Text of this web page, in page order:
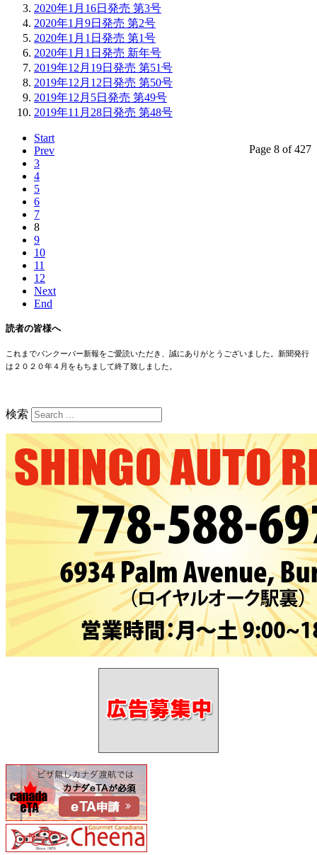
2020年1月16日発売 第3号
2020年1月9日発売 第2号
2020年1月1日発売 第1号
2020年1月1日発売 新年号
2019年12月19日発売 第51号
2019年12月12日発売 第50号
2019年12月5日発売 第49号
2019年11月28日発売 第48号
Page 8 of 427
Start
Prev
3
4
5
6
7
8
9
10
11
12
Next
End
読者の皆様へ
これまでバンクーバー新報をご愛読いただき、誠にありがとうございました。新聞発行
は２０２０年４月をもちまして終了致しました。
検索